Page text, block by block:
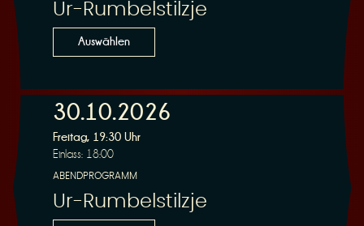
Ur-Rumbelstilzje
Auswählen
30.10.2026
Freitag, 19:30 Uhr
Einlass: 18:00
ABENDPROGRAMM
Ur-Rumbelstilzje